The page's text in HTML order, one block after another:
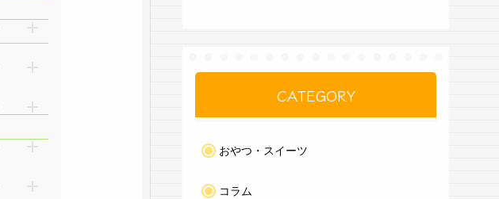
CATEGORY
おやつ・スイーツ
コラム